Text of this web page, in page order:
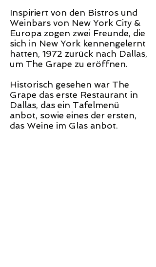
Inspiriert von den Bistros und
Weinbars von New York City &
Europa zogen zwei Freunde, die
sich in New York kennengelernt
hatten, 1972 zurück nach Dallas,
um The Grape zu eröffnen.
Historisch gesehen war The
Grape das erste Restaurant in
Dallas, das ein Tafelmenü
anbot, sowie eines der ersten,
das Weine im Glas anbot.